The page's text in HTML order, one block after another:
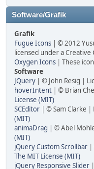
Software/Grafik
Grafik
Fugue Icons | © 2012
licensed under a
Oxygen Icons | These
Software
JQuery | © John Resig |
hoverIntent | © Brian
License (MIT)
SCEditor | © Sam Clarke |
(MIT)
animaDrag | © Abel
(MIT)
jQuery Custom Scrollbar |
The MIT License (MIT)
jQuery Responsive Slider